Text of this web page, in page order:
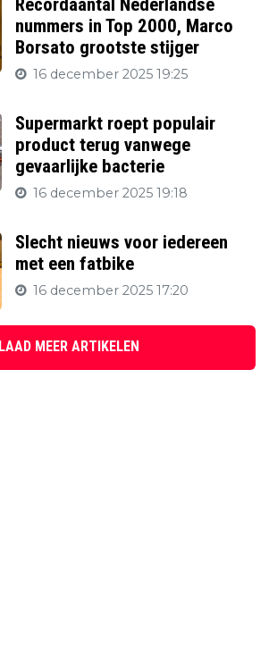
Recordaantal Nederlandse
nummers in Top 2000, Marco
Borsato grootste stijger
16 december 2025 19:25
Supermarkt roept populair
product terug vanwege
gevaarlijke bacterie
16 december 2025 19:18
Slecht nieuws voor iedereen
met een fatbike
16 december 2025 17:20
LAAD MEER ARTIKELEN